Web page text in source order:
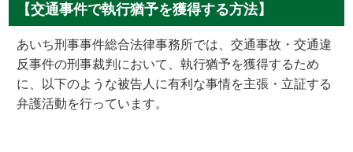
【交通事件で執行猶予を獲得する方法】
あいち刑事事件総合法律事務所では、交通事故・交通違
反事件の刑事裁判において、執行猶予を獲得するため
に、以下のような被告人に有利な事情を主張・立証する
弁護活動を行っています。